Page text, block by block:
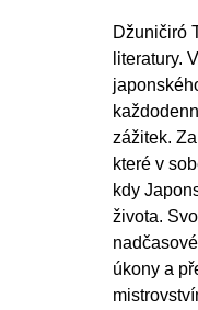
Džuničiró
literatury.
zážitek.
které v
kdy
života.
úkony a